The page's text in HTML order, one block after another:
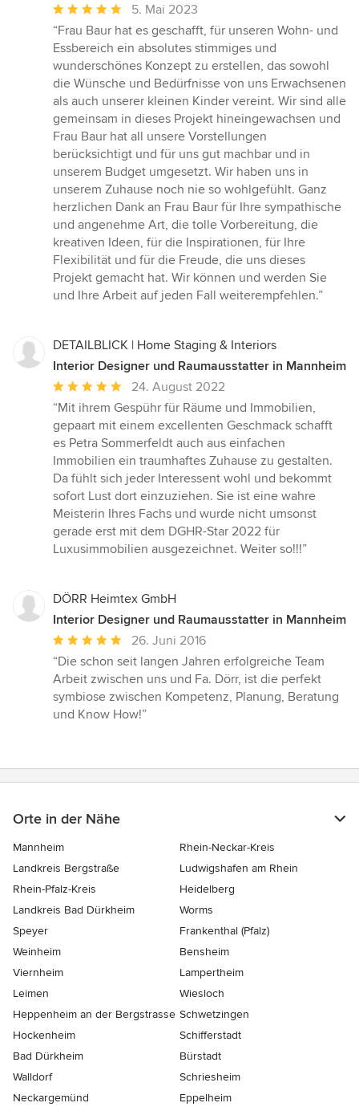
Durchschnittliche
Bewertung:
5
von
5
Sternen
5. Mai 2023
“Frau Baur hat es geschafft, für unseren Wohn- und
Essbereich ein absolutes stimmiges und
wunderschönes Konzept zu erstellen, das sowohl
die Wünsche und Bedürfnisse von uns Erwachsenen
als auch unserer kleinen Kinder vereint. Wir sind alle
gemeinsam in dieses Projekt hineingewachsen und
Frau Baur hat all unsere Vorstellungen
berücksichtigt und für uns gut machbar und in
unserem Budget umgesetzt. Wir haben uns in
unserem Zuhause noch nie so wohlgefühlt. Ganz
herzlichen Dank an Frau Baur für Ihre sympathische
und angenehme Art, die tolle Vorbereitung, die
kreativen Ideen, für die Inspirationen, für Ihre
Flexibilität und für die Freude, die uns dieses
Projekt gemacht hat. Wir können und werden Sie
und Ihre Arbeit auf jeden Fall weiterempfehlen.”
DETAILBLICK | Home Staging & Interiors
Interior Designer und Raumausstatter in Mannheim
Durchschnittliche
Bewertung:
5
von
5
Sternen
24. August 2022
“Mit ihrem Gespühr für Räume und Immobilien,
gepaart mit einem excellenten Geschmack schafft
es Petra Sommerfeldt auch aus einfachen
Immobilien ein traumhaftes Zuhause zu gestalten.
Da fühlt sich jeder Interessent wohl und bekommt
sofort Lust dort einzuziehen. Sie ist eine wahre
Meisterin Ihres Fachs und wurde nicht umsonst
gerade erst mit dem DGHR-Star 2022 für
Luxusimmobilien ausgezeichnet. Weiter so!!!”
DÖRR Heimtex GmbH
Interior Designer und Raumausstatter in Mannheim
Durchschnittliche
Bewertung:
5
von
5
26. Juni 2016
“Die schon seit langen Jahren erfolgreiche Team
Arbeit zwischen uns und Fa. Dörr, ist die perfekt
symbiose zwischen Kompetenz, Planung, Beratung
und Know How!”
Orte in der Nähe
Mannheim
Rhein-Neckar-Kreis
Landkreis Bergstraße
Ludwigshafen am Rhein
Rhein-Pfalz-Kreis
Heidelberg
Landkreis Bad Dürkheim
Worms
Speyer
Frankenthal (Pfalz)
Weinheim
Bensheim
Viernheim
Lampertheim
Leimen
Wiesloch
Heppenheim an der Bergstrasse Schwetzingen
Hockenheim
Schifferstadt
Bad Dürkheim
Bürstadt
Walldorf
Schriesheim
Neckargemünd
Eppelheim